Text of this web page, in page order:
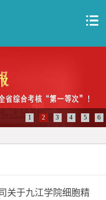
1 2 3 4 5 6
关于九江学院细胞精